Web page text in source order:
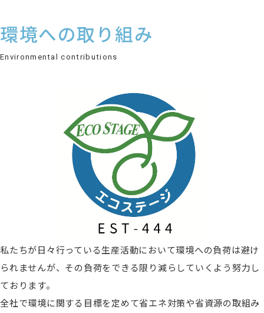
環境への取り組み
Environmental contributions
私たちが日々行っている生産活動において環境への負荷は避け
られませんが、その負荷をできる限り減らしていくよう努力し
ております。
全社で環境に関する目標を定めて省エネ対策や省資源の取組み